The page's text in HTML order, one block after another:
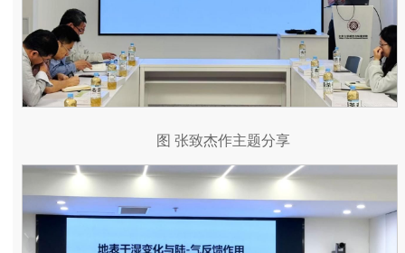
图 张致杰作主题分享